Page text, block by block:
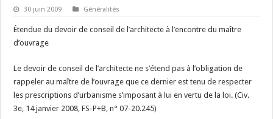
30 juin 2009 Généralités
Étendue du devoir de conseil de l’architecte à l’encontre du maître
d’ouvrage
Le devoir de conseil de l’architecte ne s’étend pas à l’obligation de
rappeler au maître de l’ouvrage que ce dernier est tenu de respecter
les prescriptions d’urbanisme s’imposant à lui en vertu de la loi. (Civ.
3e, 14 janvier 2008, FS-P+B, n° 07-20.245)